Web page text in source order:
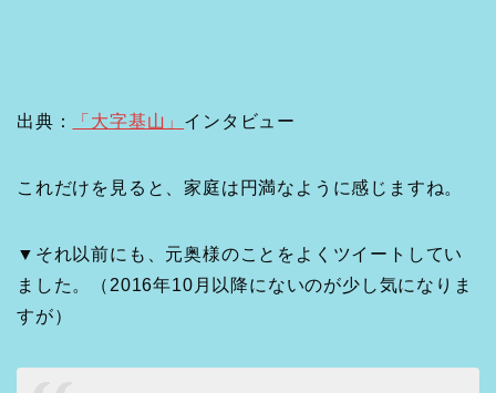
出典： 「大字基山」 インタビュー
これだけを見ると、家庭は円満なように感じますね。
▼それ以前にも、元奥様のことをよくツイートしてい
ました。（2016年10月以降にないのが少し気になりま
すが）